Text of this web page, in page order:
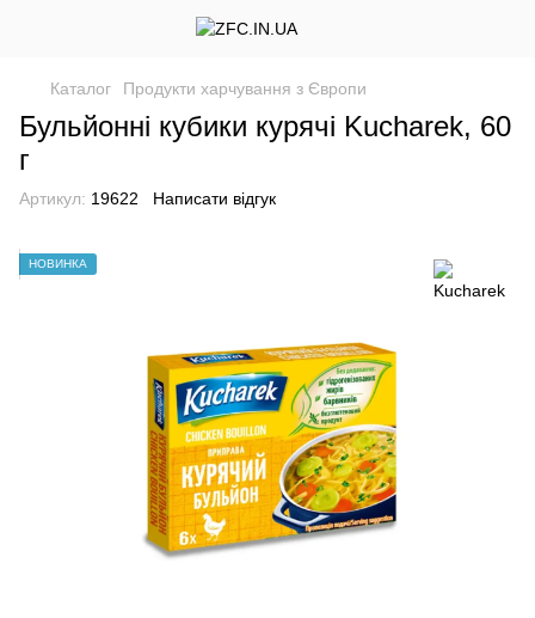
Каталог Продукти харчування з Європи
Бульйонні кубики курячі Kucharek, 60
г
Артикул: 19622 Написати відгук
НОВИНКА